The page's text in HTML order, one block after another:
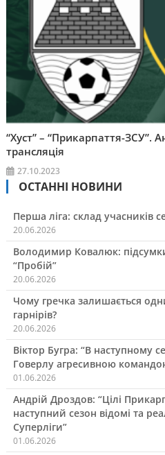
“Хуст” – “Прикарпаття-ЗСУ”.
трансляція
27.10.2023
ОСТАННІ НОВИНИ
Перша ліга: склад учасників
20.06.2026
Володимир Ковалюк:
“Пробій”
20.06.2026
Чому гречка залишається
гарнірів?
20.06.2026
Віктор Бугра: “В наступному
Говерлу агресивною
01.06.2026
Андрій Дроздов: “Цілі
наступний сезон відомі та
Суперліги”
01.06.2026